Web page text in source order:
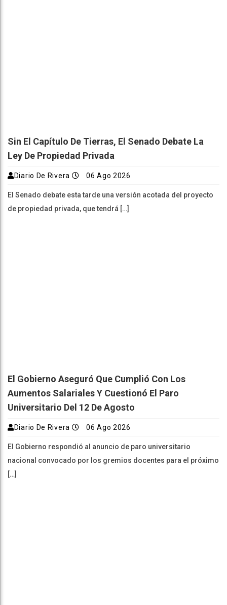
Sin El Capítulo De Tierras, El Senado Debate La
Ley De Propiedad Privada
Diario De Rivera 06 Ago 2026
El Senado debate esta tarde una versión acotada del proyecto
de propiedad privada, que tendrá […]
El Gobierno Aseguró Que Cumplió Con Los
Aumentos Salariales Y Cuestionó El Paro
Universitario Del 12 De Agosto
Diario De Rivera 06 Ago 2026
El Gobierno respondió al anuncio de paro universitario
nacional convocado por los gremios docentes para el próximo
[…]